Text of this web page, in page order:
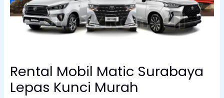
Rental Mobil Matic Surabaya
Lepas Kunci Murah